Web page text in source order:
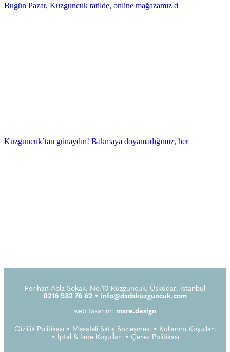
Bugün Pazar, Kuzguncuk tatilde, online mağazamız d
Kuzguncuk’tan günaydın! Bakmaya doyamadığımız, her
Perihan Abla Sokak. No:10 Kuzguncuk, Üsküdar, İstanbul
0216 532 76 62 • info@dadakuzguncuk.com
web tasarım: mare.design
Gizlilik Politikası • Mesafeli Satış Sözleşmesi • Kullanım Koşulları
• İptal & İade Koşulları • Çerez Politikası